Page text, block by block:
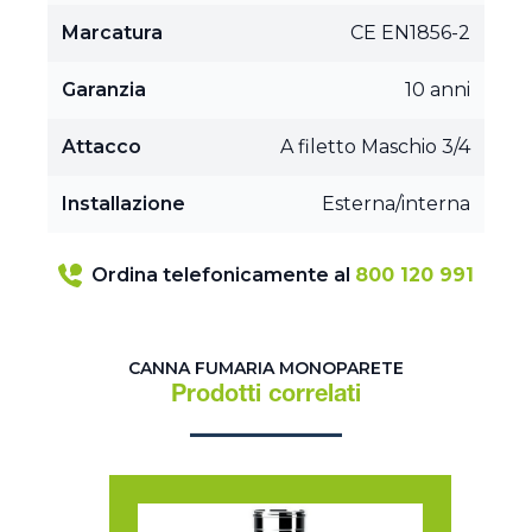
Marcatura CE EN1856-2
Garanzia 10 anni
Attacco A filetto Maschio 3/4
Installazione Esterna/interna
Ordina telefonicamente al 800 120 991
CANNA FUMARIA MONOPARETE
Prodotti correlati